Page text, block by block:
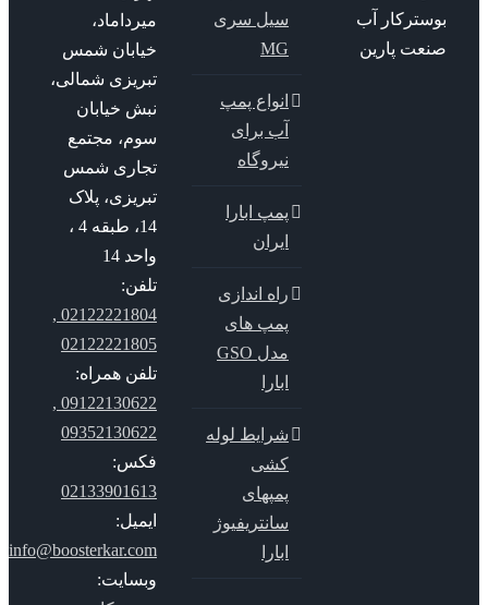
آب
پارین
سیل سری
انواع پمپ
پمپ ابارا
راه اندازی
پمپ های
مدل GSO
شرایط لوله
سانتریفیوژ
میرداماد،
خیابان شمس
تبریزی شمالی،
نبش خیابان
سوم، مجتمع
تجاری شمس
تبریزی، پلاک
14، طبقه 4 ،
02122221804 ,
02122221805
تلفن همراه:
09122130622 ,
09352130622
02133901613
info@boosterkar.com
وبسایت: